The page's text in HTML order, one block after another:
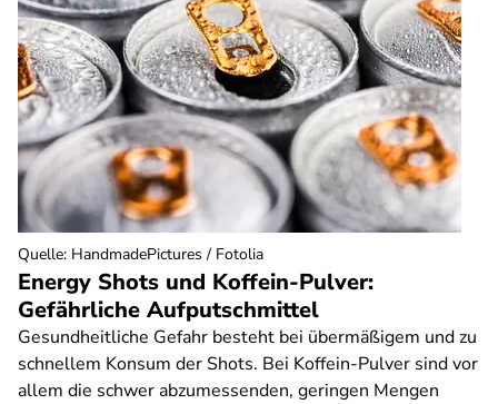
Energy Shots und Koffein-Pulver:
Gefährliche Aufputschmittel
Gesundheitliche Gefahr besteht bei übermäßigem und zu
schnellem Konsum der Shots. Bei Koffein-Pulver sind vor
allem die schwer abzumessenden, geringen Mengen
Quelle: HandmadePictures / Fotolia